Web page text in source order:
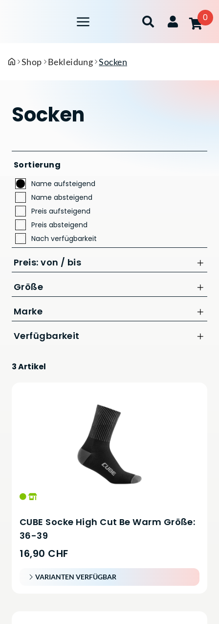
0
Shop Bekleidung Socken
Socken
Sortierung
Name aufsteigend
Name absteigend
Preis aufsteigend
Preis absteigend
Nach verfügbarkeit
Preis: von / bis
Größe
L
Marke
CUBE
Verfügbarkeit
3 Artikel
CUBE Socke High Cut Be Warm Größe:
36-39
16,90 CHF
VARIANTEN VERFÜGBAR